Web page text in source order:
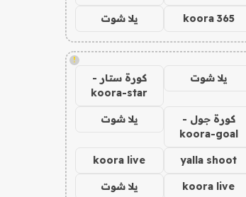
koora 365 يلا شوت
!
يلا شوت
كورة ستار -
koora-star
كورة جول -
koora-goal
يلا شوت
yalla shoot
koora live
koora live يلا شوت